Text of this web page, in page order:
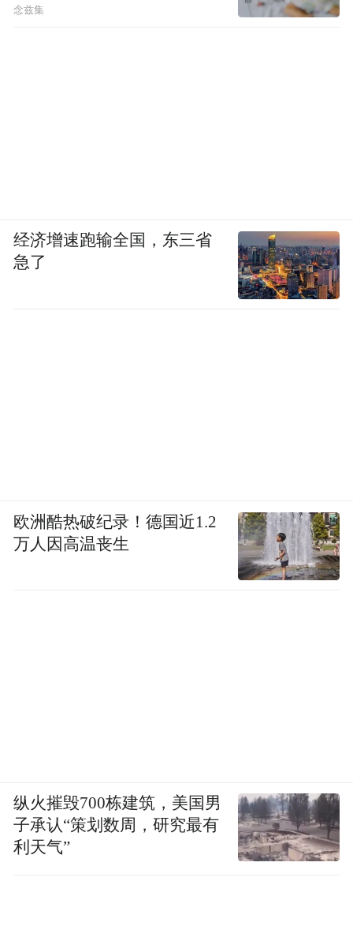
念兹集
经济增速跑输全国，东三省
急了
欧洲酷热破纪录！德国近1.2
万人因高温丧生
纵火摧毁700栋建筑，美国男
子承认“策划数周，研究最有
利天气”